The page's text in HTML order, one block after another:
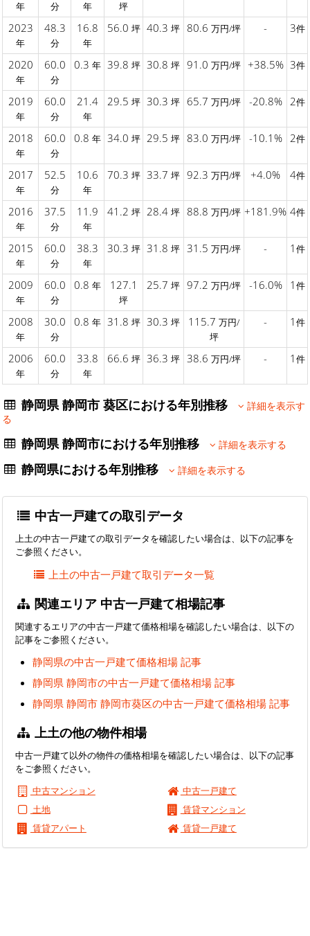
年 分 年 坪
2023
年
48.3
分
16.8
年
56.0 坪 40.3 坪 80.6 万円/坪 - 3件
2020
年
60.0
分
0.3 年 39.8 坪 30.8 坪 91.0 万円/坪 +38.5% 3件
2019
年
60.0
分
21.4
年
29.5 坪 30.3 坪 65.7 万円/坪 -20.8% 2件
2018
年
60.0
分
0.8 年 34.0 坪 29.5 坪 83.0 万円/坪 -10.1% 2件
2017
年
52.5
分
10.6
年
70.3 坪 33.7 坪 92.3 万円/坪 +4.0% 4件
2016
年
37.5
分
11.9
年
41.2 坪 28.4 坪 88.8 万円/坪 +181.9% 4件
2015
年
60.0
分
38.3
年
30.3 坪 31.8 坪 31.5 万円/坪 - 1 件
2009
年
60.0
分
0.8 年 127.1
坪
25.7 坪 97.2 万円/坪 -16.0% 1 件
2008
年
30.0
分
0.8 年 31.8 坪 30.3 坪 115.7 万円/
坪
- 1 件
2006
年
60.0
分
33.8
年
66.6 坪 36.3 坪 38.6 万円/坪 - 1 件
静岡県 静岡市 葵区における年別推移
詳細を表示す
る
静岡県 静岡市における年別推移 詳細を表示する
静岡県における年別推移 詳細を表示する
中古一戸建ての取引データ
上土の中古一戸建ての取引データを確認したい場合は、以下の記事を
ご参照ください。
上土の中古一戸建て取引データ一覧
関連エリア 中古一戸建て相場記事
関連するエリアの中古一戸建て価格相場を確認したい場合は、以下の
記事をご参照ください。
静岡県の中古一戸建て価格相場 記事
静岡県 静岡市の中古一戸建て価格相場 記事
静岡県 静岡市 静岡市葵区の中古一戸建て価格相場 記事
上土の他の物件相場
中古一戸建て以外の物件の価格相場を確認したい場合は、以下の記事
をご参照ください。
中古マンション
中古一戸建て
土地
賃貸マンション
賃貸アパート
賃貸一戸建て